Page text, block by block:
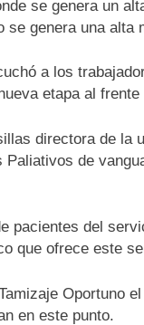
se genera un
se genera una alta
a los
etapa al
directora de la
de
pacientes del
que ofrece este
Oportuno
en este punto.